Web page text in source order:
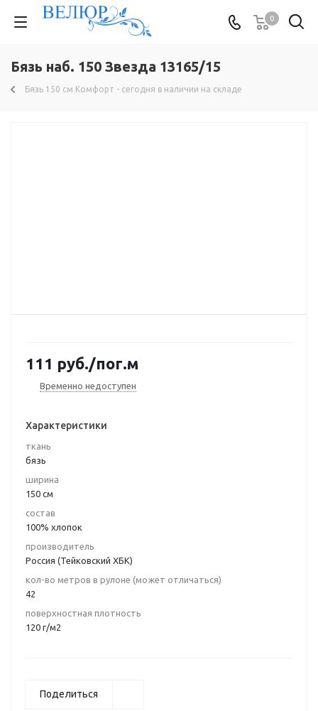
0
Бязь наб. 150 Звезда 13165/15
Бязь 150 см Комфорт - сегодня в наличии на складе
111 руб./пог.м
Временно недоступен
Характеристики
ткань
бязь
ширина
150 см
состав
100% хлопок
производитель
Россия (Тейковский ХБК)
кол-во метров в рулоне (может отличаться)
42
поверхностная плотность
120 г/м2
Поделиться